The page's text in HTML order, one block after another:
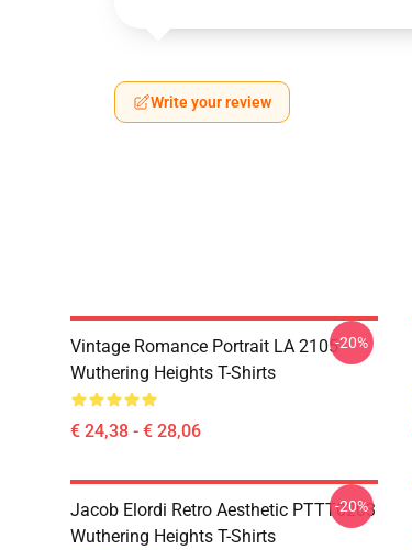
Write your review
Vintage Romance Portrait LA 2105
Wuthering Heights T-Shirts
€ 24,38 - € 28,06
-20%
Jacob Elordi Retro Aesthetic PTTT0203
Wuthering Heights T-Shirts
-20%